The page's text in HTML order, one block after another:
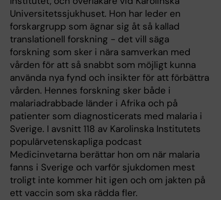
Universitetssjukhuset. Hon har leder en
forskargrupp som ägnar sig åt så kallad
translationell forskning - det vill säga
forskning som sker i nära samverkan med
vården för att så snabbt som möjligt kunna
använda nya fynd och insikter för att förbättra
vården. Hennes forskning sker både i
malariadrabbade länder i Afrika och på
patienter som diagnosticerats med malaria i
Sverige. I avsnitt 118 av Karolinska Institutets
populärvetenskapliga podcast
Medicinvetarna berättar hon om när malaria
fanns i Sverige och varför sjukdomen mest
troligt inte kommer hit igen och om jakten på
ett vaccin som ska rädda fler.